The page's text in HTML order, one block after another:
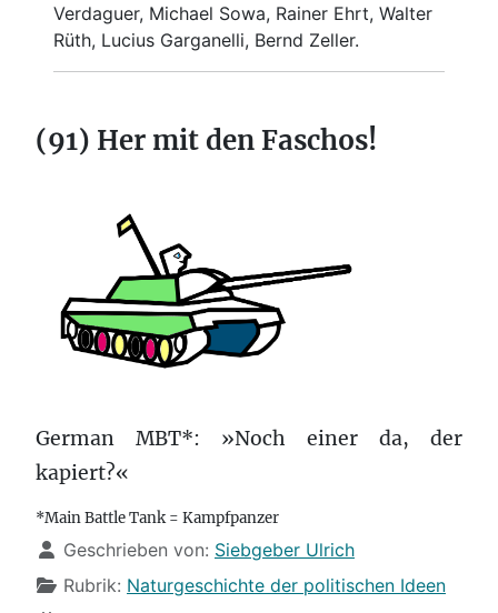
Verdaguer, Michael Sowa, Rainer Ehrt, Walter
Rüth, Lucius Garganelli, Bernd Zeller.
(91) Her mit den Faschos!
German MBT*: »Noch einer da, der
kapiert?«
*Main Battle Tank = Kampfpanzer
Details
Geschrieben von: Siebgeber Ulrich
Rubrik: Naturgeschichte der politischen Ideen